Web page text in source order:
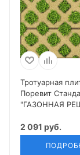
Тротуарная
Поревит
"ГАЗОННАЯ
2 091 руб.